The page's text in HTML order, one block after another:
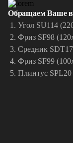
Обращаем Ваше
Угол SU114
Фриз SF98
Средник
Фриз SF99
Плинтус